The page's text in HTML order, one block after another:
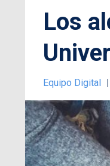
Los
Equipo Digital